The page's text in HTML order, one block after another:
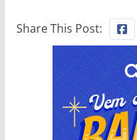
Share This Post: